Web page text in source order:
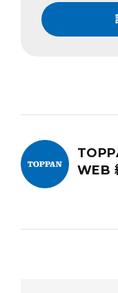
WEB